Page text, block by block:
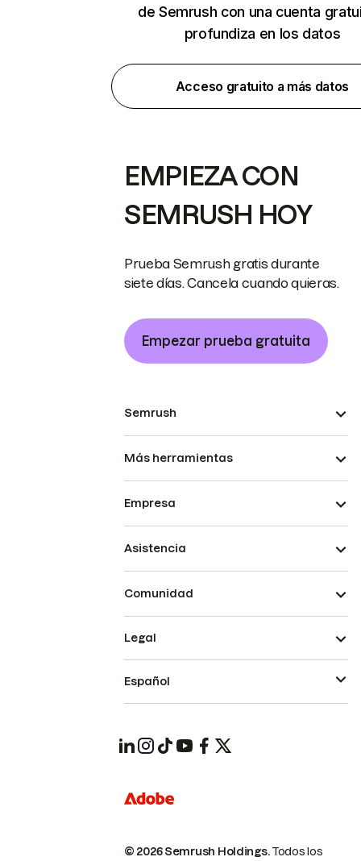
de Semrush con una cuenta
profundiza en los datos
Acceso gratuito a más datos
EMPIEZA CON
SEMRUSH HOY
Prueba Semrush gratis durante
siete días. Cancela cuando quieras.
Empezar prueba gratuita
Semrush
Más herramientas
Empresa
Asistencia
Comunidad
© 2026 Semrush Holdings.Todos los
Legal
Español